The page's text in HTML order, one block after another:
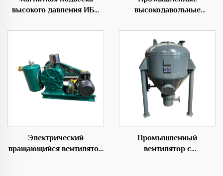
высокого давления ИБП
высокодавольные
вентиляторы для
эффективных
транспортных решений
Электрический
вращающийся вентилятор
Промышленный
вентилятор с